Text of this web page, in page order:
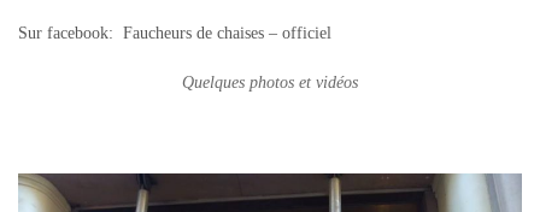
Sur facebook: Faucheurs de chaises – officiel
Quelques photos et vidéos